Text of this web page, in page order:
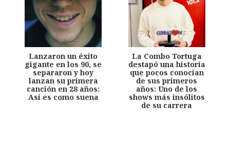
Lanzaron un éxito
gigante en los 90, se
separaron y hoy
lanzan su primera
canción en 28 años:
Así es como suena
La Combo Tortuga
destapó una historia
que pocos conocían
de sus primeros
años: Uno de los
shows más insólitos
de su carrera